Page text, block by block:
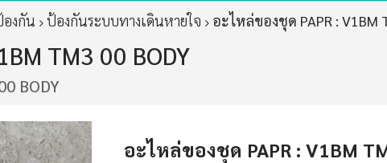
งกัน ป้องกันระบบทางเดินหายใจ อะไหล่ของชุด PAPR : V1BM
TM3 00 BODY
BODY
อะไหล่ของชุด PAPR : V1BM